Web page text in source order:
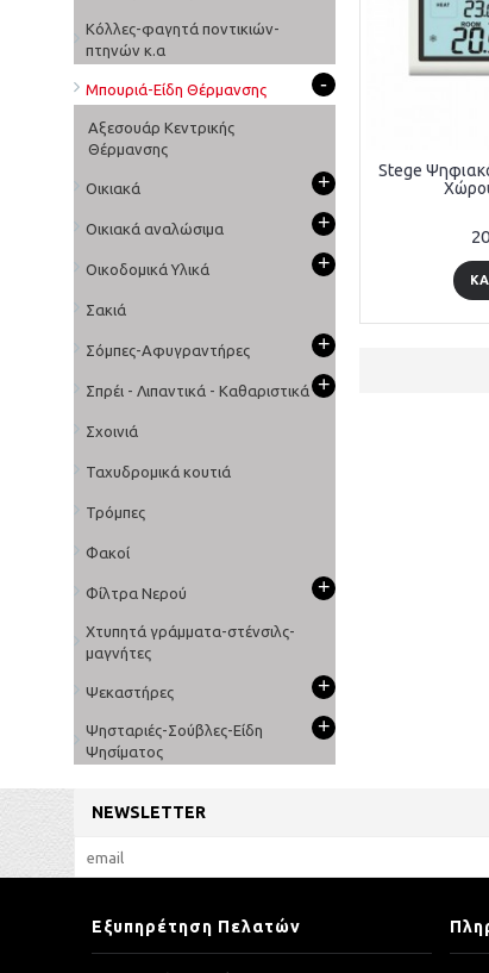
Κόλλες-φαγητά ποντικιών-
πτηνών κ.α
Μπουριά-Είδη Θέρμανσης -
Αξεσουάρ Κεντρικής
Θέρμανσης
Οικιακά +
Οικιακά αναλώσιμα +
Οικοδομικά Υλικά +
Σακιά
Σόμπες-Αφυγραντήρες +
Σπρέι - Λιπαντικά - Καθαριστικά +
Σχοινιά
Ταχυδρομικά κουτιά
Τρόμπες
Φακοί
Φίλτρα Νερού +
Χτυπητά γράμματα-στένσιλς-
μαγνήτες
Ψεκαστήρες +
Ψησταριές-Σούβλες-Είδη
Ψησίματος
+
Stege
NEWSLETTER
Εξυπηρέτηση Πελατών